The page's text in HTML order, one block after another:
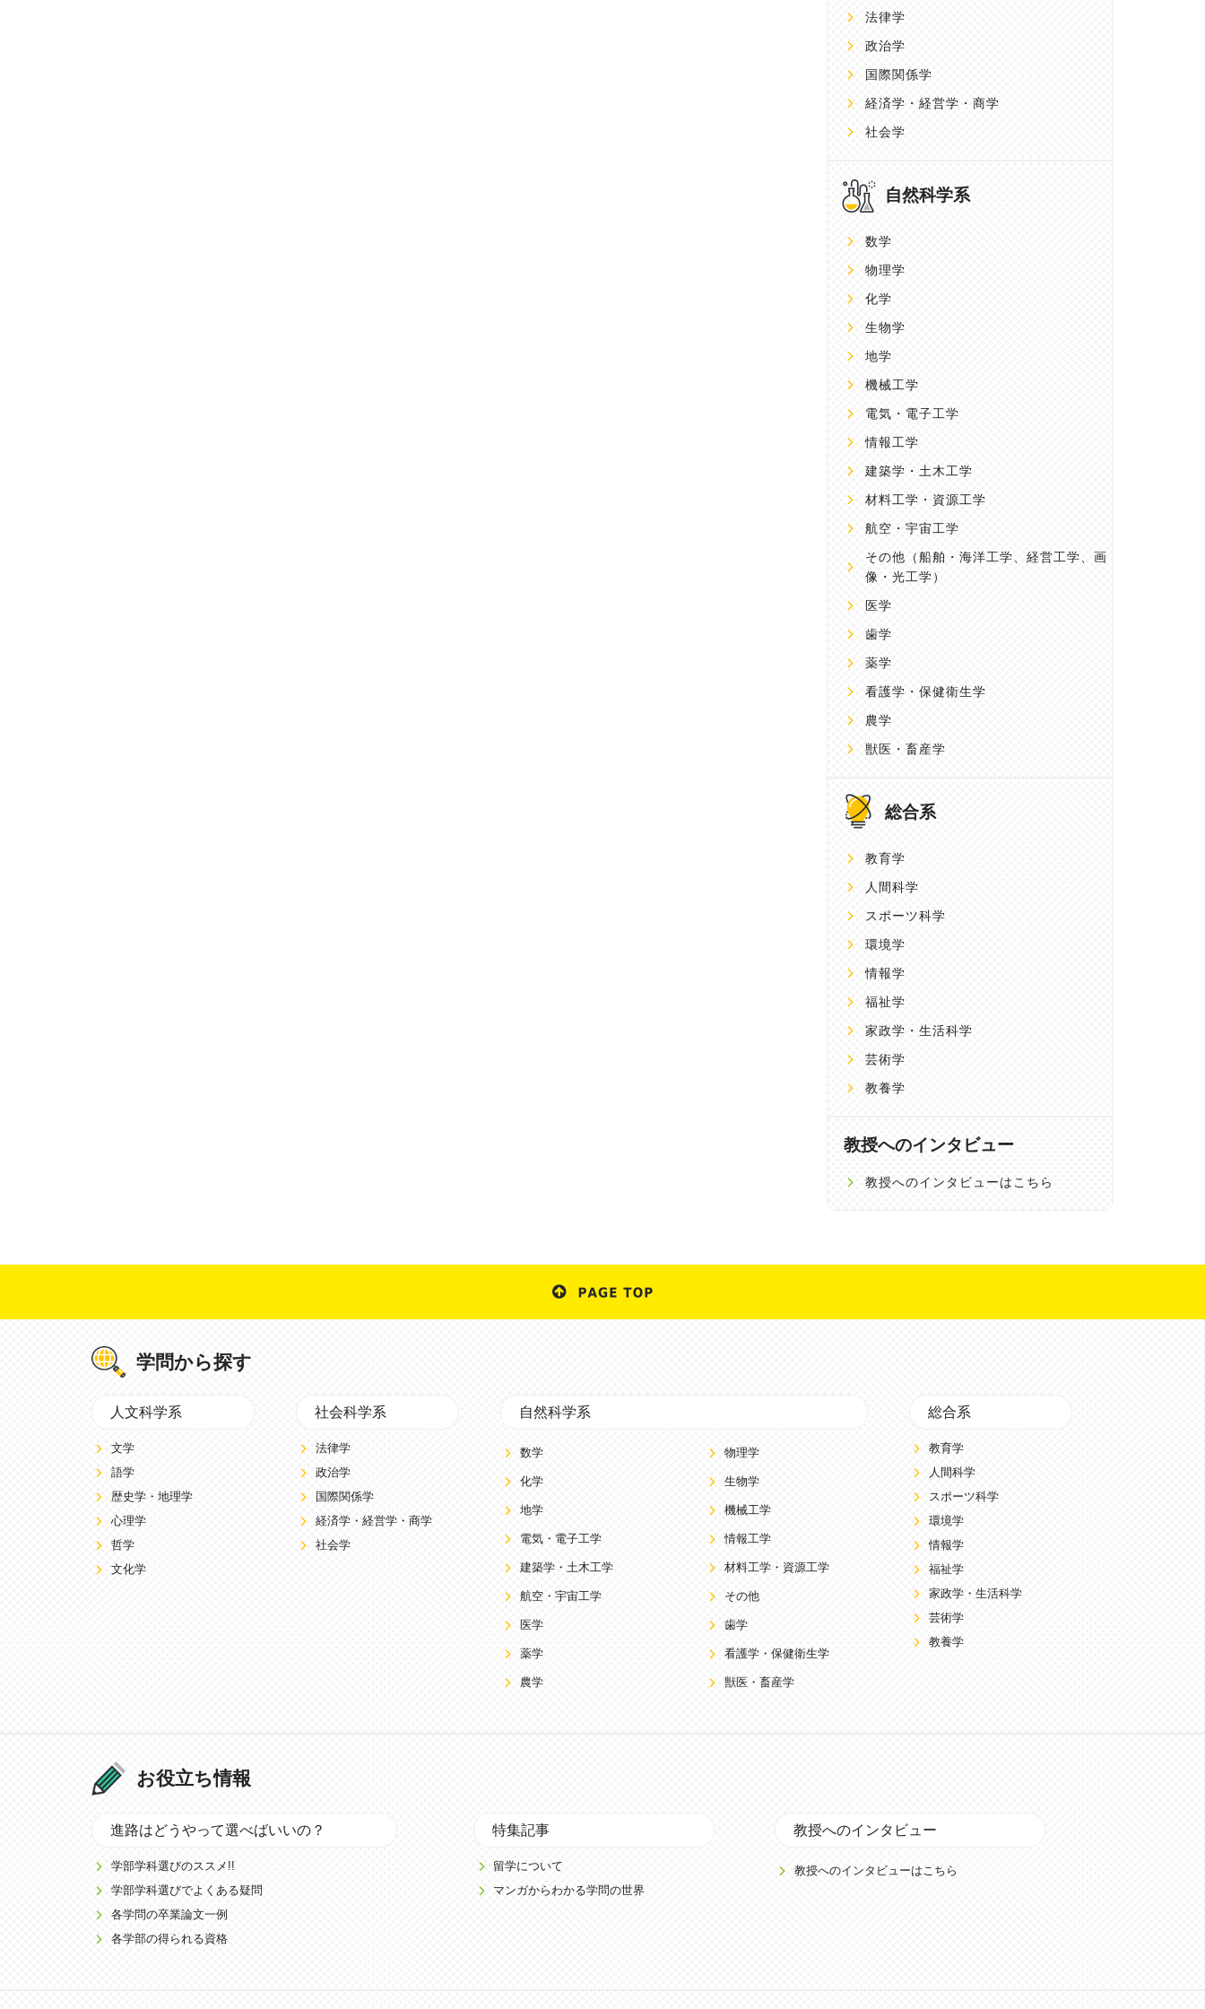
法律学
政治学
国際関係学
経済学・経営学・商学
社会学
自然科学系
数学
物理学
化学
生物学
地学
機械工学
電気・電子工学
情報工学
建築学・土木工学
材料工学・資源工学
航空・宇宙工学
その他 （船舶・海洋工学、経営工学、画
像・光工学）
医学
歯学
薬学
看護学・保健衛生学
農学
獣医・畜産学
総合系
教育学
人間科学
スポーツ科学
環境学
情報学
福祉学
家政学・生活科学
芸術学
教養学
教授へのインタビュー
教授へのインタビューはこちら
学問から探す
人文科学系
文学
語学
歴史学・地理学
心理学
哲学
文化学
社会科学系
法律学
政治学
国際関係学
経済学・経営学・商学
社会学
自然科学系
数学 物理学
化学 生物学
地学 機械工学
電気・電子工学 情報工学
建築学・土木工学 材料工学・資源工学
航空・宇宙工学 その他
医学 歯学
薬学 看護学・保健衛生学
農学 獣医・畜産学
総合系
教育学
人間科学
スポーツ科学
環境学
情報学
福祉学
家政学・生活科学
芸術学
教養学
お役立ち情報
進路はどうやって選べばいいの？
学部学科選びのススメ!!
学部学科選びでよくある疑問
各学問の卒業論文一例
各学部の得られる資格
特集記事
留学について
マンガからわかる学問の世界
教授へのインタビュー
教授へのインタビューはこちら